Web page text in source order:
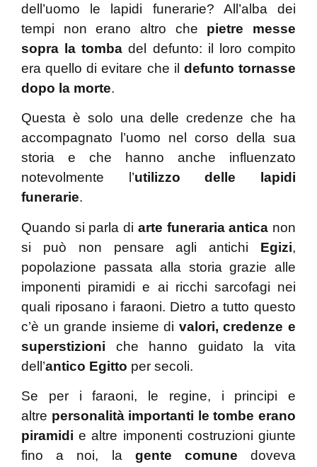
dell’uomo le lapidi funerarie? All’alba dei
tempi non erano altro che pietre messe
sopra la tomba del defunto: il loro compito
era quello di evitare che il defunto tornasse
dopo la morte.
Questa è solo una delle credenze che ha
accompagnato l’uomo nel corso della sua
storia e che hanno anche influenzato
notevolmente l’utilizzo delle lapidi
funerarie.
Quando si parla di arte funeraria antica non
si può non pensare agli antichi Egizi,
popolazione passata alla storia grazie alle
imponenti piramidi e ai ricchi sarcofagi nei
quali riposano i faraoni. Dietro a tutto questo
c’è un grande insieme di valori, credenze e
superstizioni che hanno guidato la vita
dell’antico Egitto per secoli.
Se per i faraoni, le regine, i principi e
altre personalità importanti le tombe erano
piramidi e altre imponenti costruzioni giunte
fino a noi, la gente comune doveva